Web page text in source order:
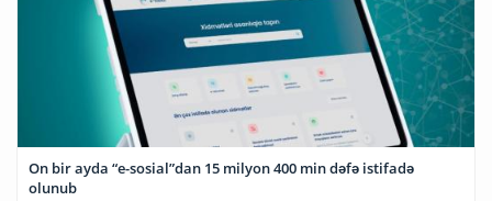
On bir ayda “e-sosial”dan 15 milyon 400 min dəfə istifadə
olunub